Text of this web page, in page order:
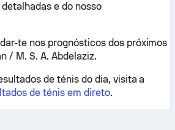
e do nosso
te nos prognósticos dos próximos
/ M. S. A. Abdelaziz.
de ténis do dia, visita a
de ténis em direto.